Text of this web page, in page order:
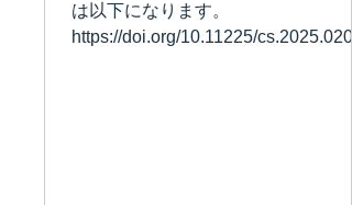
は以下になります。
https://doi.org/10.11225/cs.2025.020